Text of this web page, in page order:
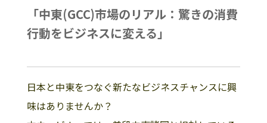
「中東(GCC)市場のリアル：驚きの消費
行動をビジネスに変える」
日本と中東をつなぐ新たなビジネスチャンスに興
味はありませんか？